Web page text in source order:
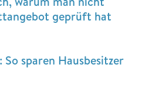
geprüft hat
sparen Hausbesitzer